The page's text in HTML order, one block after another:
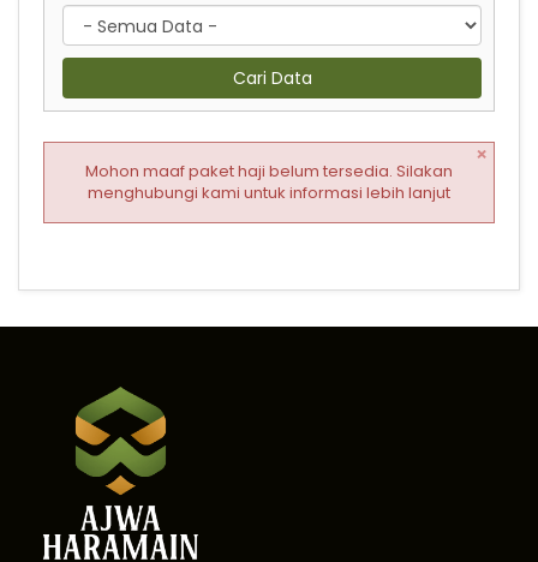
Cari Data
Mohon maaf paket haji belum tersedia. Silakan
menghubungi kami untuk informasi lebih lanjut
×